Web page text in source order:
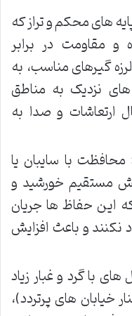
های محکم و تراز که
و مقاومت در برابر
لرزه گیرهای مناسب، به
نزدیک به مناطق
ارتعاشات و صدا به
محافظت با سایبان یا
مستقیم خورشید و
این حفاظ ها جریان
و باعث افزایش
با گرد و غبار زیاد
خیابان های پرتردد)،